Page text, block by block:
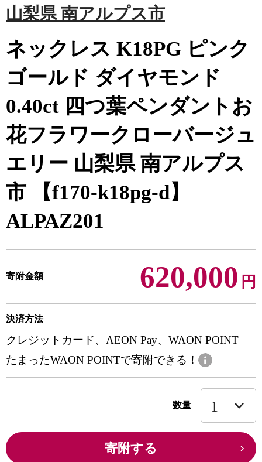
山梨県 南アルプス市
ネックレス K18PG ピンク
ゴールド ダイヤモンド
0.40ct 四つ葉ペンダントお
花フラワークローバージュ
エリー 山梨県 南アルプス
市 【f170-k18pg-d】
ALPAZ201
寄附金額 620,000 円
決済方法
クレジットカード、AEON Pay、WAON POINT
たまったWAON POINTで寄附できる！
数量
寄附する